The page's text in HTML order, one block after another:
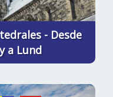
- Desde
a Lund